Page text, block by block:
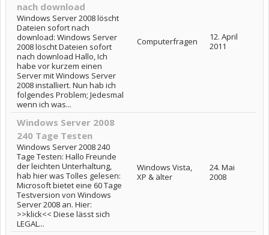
nach download
Windows Server 2008 löscht
Dateien sofort nach
download: Windows Server
2008 löscht Dateien sofort
nach download Hallo, Ich
habe vor kurzem einen
Server mit Windows Server
2008 installiert. Nun hab ich
folgendes Problem; Jedesmal
wenn ich was...
Computerfragen
12. April
2011
Windows Server 2008
240 Tage Testen
Windows Server 2008 240
Tage Testen: Hallo Freunde
der leichten Unterhaltung,
hab hier was Tolles gelesen:
Microsoft bietet eine 60 Tage
Testversion von Windows
Server 2008 an. Hier:
>>klick<< Diese lässt sich
LEGAL...
Windows Vista,
XP & älter
24. Mai
2008